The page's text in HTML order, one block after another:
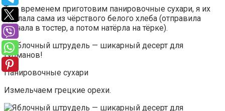
Тем временем приготовим панировочные сухари, я их
сделала сама из чёрствого белого хлеба (отправила
сначала в тостер, а потом натёрла на тёрке).
Панировочные сухари
Измельчаем грецкие орехи.